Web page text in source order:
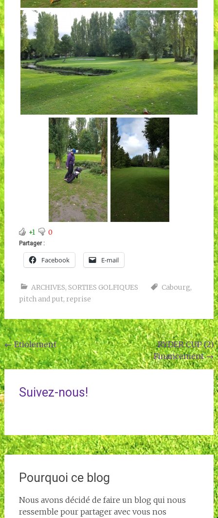
+1 0
Partager :
Facebook E-mail
ARCHIVES, SORTIES GOLFIQUES Cabourg,
pitch and put, reprise
Navigation
de
l'article
←Etiolement
RYDER CUP (2)
Financement→
Suivez-nous!
Pourquoi ce blog
Nous avons décidé de faire un blog qui nous
ressemble pour partager avec vous nos